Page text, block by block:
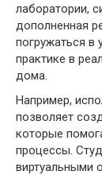
лаборатории,
дополненная
погружаться в
практике в
дома.
Например,
позволяет
которые
процессы.
виртуальными